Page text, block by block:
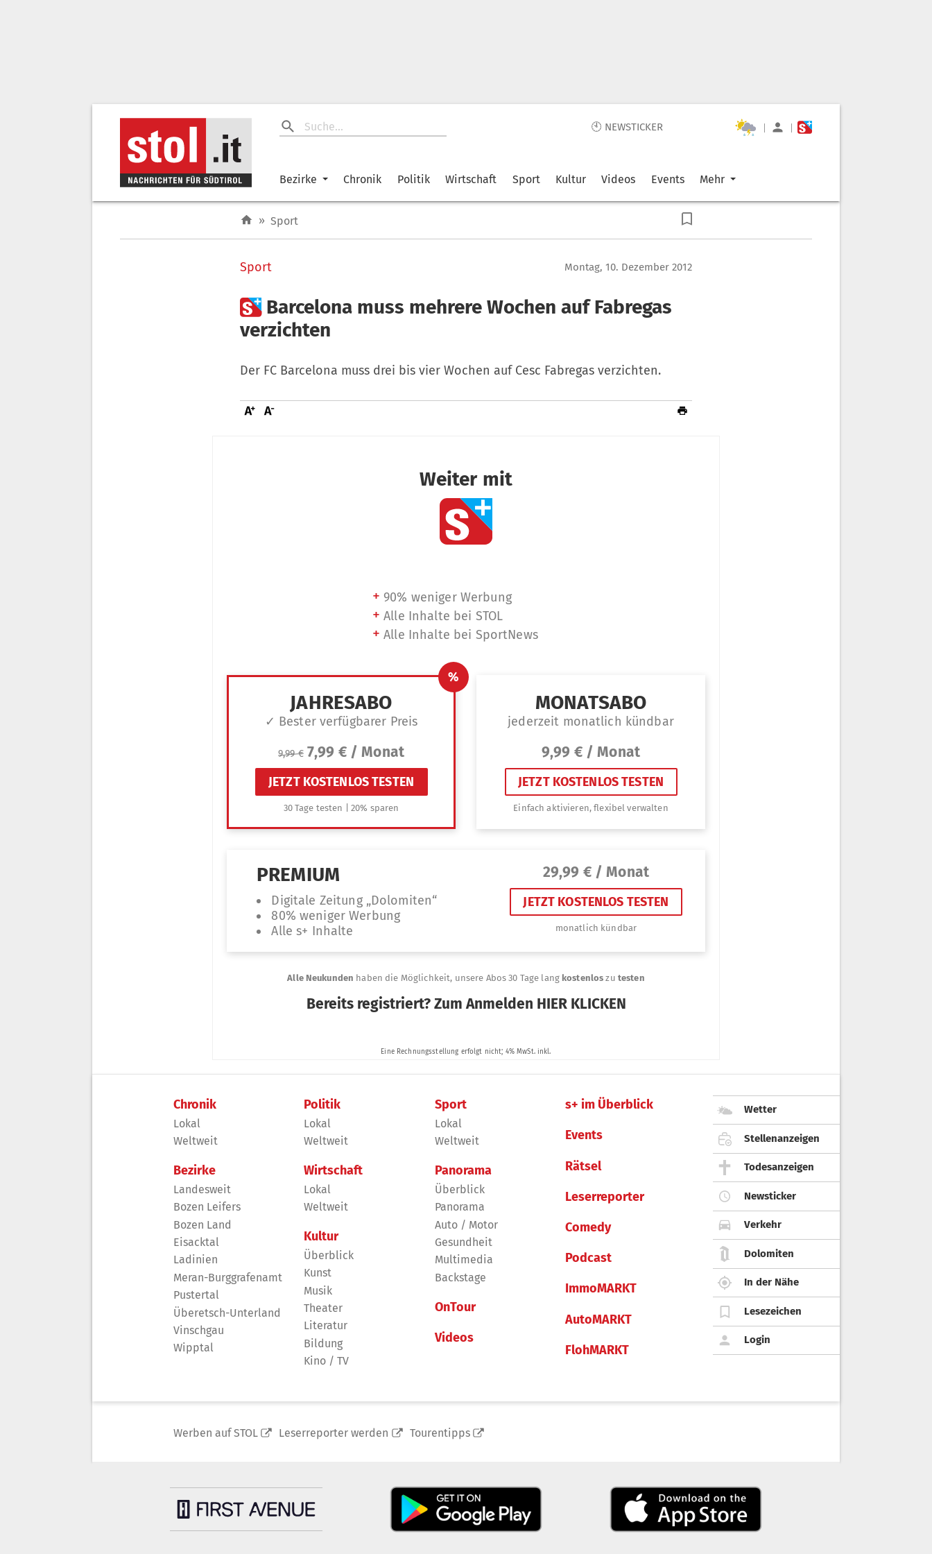
🕙 NEWSTICKER | |
Bezirke Chronik Politik Wirtschaft Sport Kultur Videos Events Mehr
» Sport
Sport Montag, 10. Dezember 2012
 Barcelona muss mehrere Wochen auf Fabregas
verzichten
Der FC Barcelona muss drei bis vier Wochen auf Cesc Fabregas verzichten.
Chronik
Lokal
Weltweit
Bezirke
Landesweit
Bozen Leifers
Bozen Land
Eisacktal
Ladinien
Meran-Burggrafenamt
Pustertal
Überetsch-Unterland
Vinschgau
Wipptal
Politik
Lokal
Weltweit
Wirtschaft
Lokal
Weltweit
Kultur
Überblick
Kunst
Musik
Theater
Literatur
Bildung
Kino / TV
Sport
Lokal
Weltweit
Panorama
Überblick
Panorama
Auto / Motor
Gesundheit
Multimedia
Backstage
OnTour
Videos
s+ im Überblick
Events
Rätsel
Leserreporter
Comedy
Podcast
ImmoMARKT
AutoMARKT
FlohMARKT
Wetter
Stellenanzeigen
Todesanzeigen
Newsticker
Verkehr
Dolomiten
In der Nähe
Lesezeichen
Login
Werben auf STOL Leserreporter werden Tourentipps